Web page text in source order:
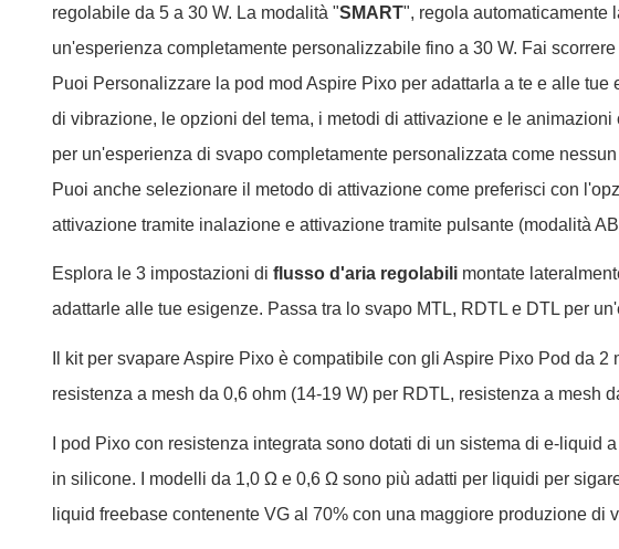
regolabile da 5 a 30 W. La modalità "SMART", regola automaticamente
un'esperienza completamente personalizzabile fino a 30 W. Fai
Puoi Personalizzare la pod mod Aspire Pixo per adattarla a te e alle
di vibrazione, le opzioni del tema, i metodi di attivazione e le
per un'esperienza di svapo completamente personalizzata come
Puoi anche selezionare il metodo di attivazione come preferisci con
attivazione tramite inalazione e attivazione tramite pulsante (modalità
Esplora le 3 impostazioni di flusso d'aria regolabili montate
adattarle alle tue esigenze. Passa tra lo svapo MTL, RDTL e DTL per
Il kit per svapare Aspire Pixo è compatibile con gli Aspire Pixo Pod da
resistenza a mesh da 0,6 ohm (14-19 W) per RDTL, resistenza a mesh
I pod Pixo con resistenza integrata sono dotati di un sistema di e-
in silicone. I modelli da 1,0 Ω e 0,6 Ω sono più adatti per liquidi per
liquid freebase contenente VG al 70% con una maggiore produzione di